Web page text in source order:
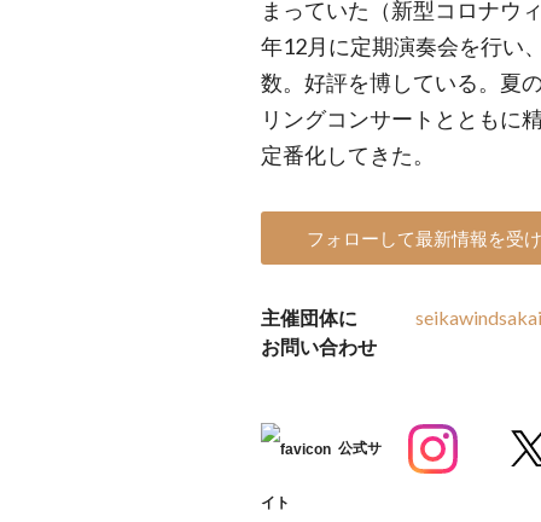
まっていた（新型コロナウ
年12月に定期演奏会を行い
数。好評を博している。夏
リングコンサートとともに
定番化してきた。
フォローして最新情報を受
主催団体に
お問い合わせ
公式サ
イト